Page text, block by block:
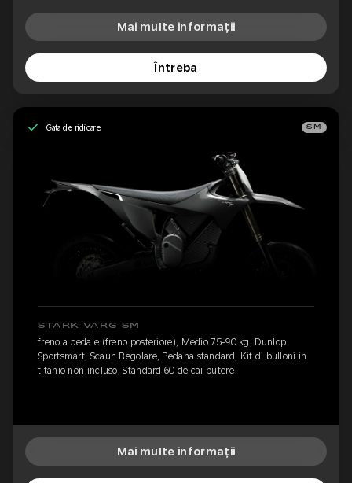
Mai multe informații
Întreba
Gata de ridicare SM
STARK VARG SM
freno a pedale (freno posteriore), Medio 75-90 kg, Dunlop
Sportsmart, Scaun Regolare, Pedana standard, Kit di bulloni in
titanio non incluso, Standard 60 de cai putere
Mai multe informații